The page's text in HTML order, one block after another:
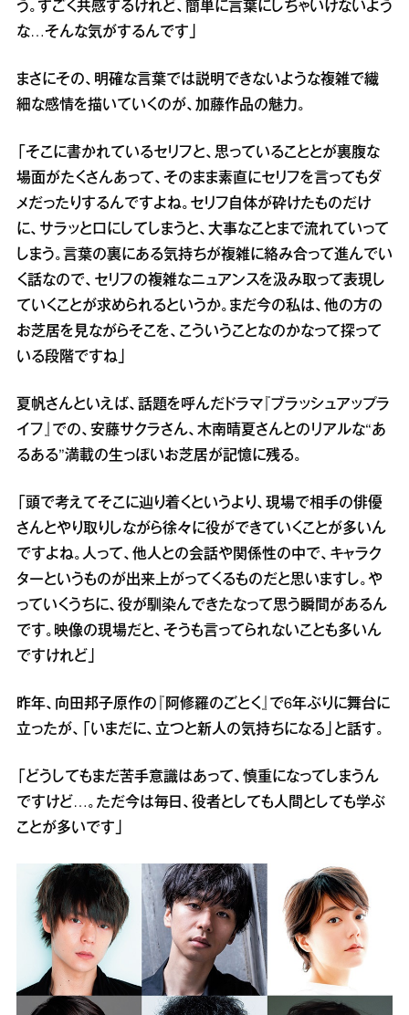
う。すごく共感するけれど、簡単に言葉にしちゃいけないよう
な…そんな気がするんです」
まさにその、明確な言葉では説明できないような複雑で繊
細な感情を描いていくのが、加藤作品の魅力。
「そこに書かれているセリフと、思っていることとが裏腹な
場面がたくさんあって、そのまま素直にセリフを言ってもダ
メだったりするんですよね。セリフ自体が砕けたものだけ
に、サラッと口にしてしまうと、大事なことまで流れていって
しまう。言葉の裏にある気持ちが複雑に絡み合って進んでい
く話なので、セリフの複雑なニュアンスを汲み取って表現し
ていくことが求められるというか。まだ今の私は、他の方の
お芝居を見ながらそこを、こういうことなのかなって探って
いる段階ですね」
夏帆さんといえば、話題を呼んだドラマ『ブラッシュアップラ
イフ』での、安藤サクラさん、木南晴夏さんとのリアルな“あ
るある”満載の生っぽいお芝居が記憶に残る。
「頭で考えてそこに辿り着くというより、現場で相手の俳優
さんとやり取りしながら徐々に役ができていくことが多いん
ですよね。人って、他人との会話や関係性の中で、キャラク
ターというものが出来上がってくるものだと思いますし。や
っていくうちに、役が馴染んできたなって思う瞬間があるん
です。映像の現場だと、そうも言ってられないことも多いん
ですけれど」
昨年、向田邦子原作の『阿修羅のごとく』で6年ぶりに舞台に
立ったが、「いまだに、立つと新人の気持ちになる」と話す。
「どうしてもまだ苦手意識はあって、慎重になってしまうん
ですけど…。ただ今は毎日、役者としても人間としても学ぶ
ことが多いです」